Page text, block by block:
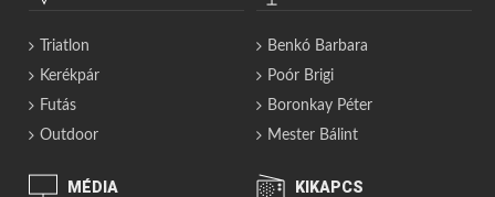
Triatlon
Kerékpár
Futás
Outdoor
Benkó Barbara
Poór Brigi
Boronkay Péter
Mester Bálint
MÉDIA KIKAPCS